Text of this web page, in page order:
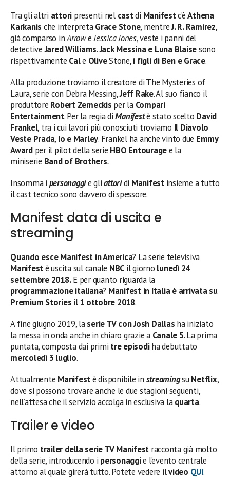
Tra gli altri attori presenti nel castdi Manifestc’èAthena
Karkanis che interpretaGrace Stone, mentreJ. R. Ramirez,
già comparso inArroweJessica Jones, veste i panni del
detectiveJared Williams.Jack Messina e Luna Blaisesono
rispettivamente Cale OliveStone,i figli di Ben e Grace.
Alla produzione troviamo il creatore di The Mysteries of
Laura, serie con Debra Messing,Jeff Rake. Al suo fianco il
produttore Robert Zemeckis per la Compari
Entertainment. Per la regia diManifestè stato scelto David
Frankel, tra i cui lavori più conosciuti troviamo Il Diavolo
Veste Prada, Io e Marley. Frankel ha anche vinto due Emmy
Awardper il pilot della serie HBO Entouragee la
miniserie Band of Brothers.
Insomma i personaggie gliattoridi Manifestinsieme a tutto
il cast tecnico sono davvero di spessore.
Manifest data di uscita e
streaming
Quando esce Manifest in America? La serie televisiva
Manifestè uscita sul canale NBC il giorno lunedì 24
settembre 2018.E per quanto riguarda la
programmazione italiana? Manifest in Italia è arrivata su
Premium Stories il 1 ottobre 2018.
A fine giugno 2019, laserie TV con Josh Dallas ha iniziato
la messa in onda anche in chiaro grazie a Canale 5. La prima
puntata, composta dai primi tre episodiha debuttato
mercoledì 3 luglio.
Attualmente Manifestè disponibile in streamingsuNetflix,
dove si possono trovare anche le due stagioni seguenti,
nell’attesa che il servizio accolga in esclusiva laquarta.
Trailer e video
Il primo trailer della serie TV Manifest racconta già molto
della serie, introducendo i personaggie l’evento centrale
attorno al quale girerà tutto. Potete vedere ilvideo QUI.